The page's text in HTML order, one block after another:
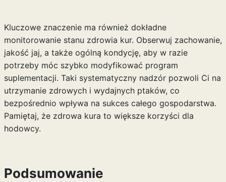
Kluczowe znaczenie ma również dokładne
monitorowanie stanu zdrowia kur. Obserwuj zachowanie,
jakość jaj, a także ogólną kondycję, aby w razie
potrzeby móc szybko modyfikować program
suplementacji. Taki systematyczny nadzór pozwoli Ci na
utrzymanie zdrowych i wydajnych ptaków, co
bezpośrednio wpływa na sukces całego gospodarstwa.
Pamiętaj, że zdrowa kura to większe korzyści dla
hodowcy.
Podsumowanie